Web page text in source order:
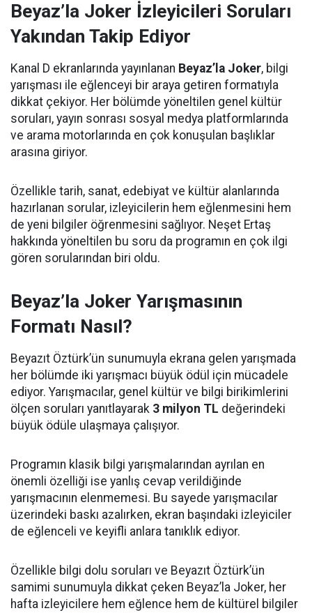
Beyaz’la Joker İzleyicileri Soruları
Yakından Takip Ediyor
Kanal D ekranlarında yayınlanan Beyaz’la Joker, bilgi
yarışması ile eğlenceyi bir araya getiren formatıyla
dikkat çekiyor. Her bölümde yöneltilen genel kültür
soruları, yayın sonrası sosyal medya platformlarında
ve arama motorlarında en çok konuşulan başlıklar
arasına giriyor.
Özellikle tarih, sanat, edebiyat ve kültür alanlarında
hazırlanan sorular, izleyicilerin hem eğlenmesini hem
de yeni bilgiler öğrenmesini sağlıyor. Neşet Ertaş
hakkında yöneltilen bu soru da programın en çok ilgi
gören sorularından biri oldu.
Beyaz’la Joker Yarışmasının
Formatı Nasıl?
Beyazıt Öztürk’ün sunumuyla ekrana gelen yarışmada
her bölümde iki yarışmacı büyük ödül için mücadele
ediyor. Yarışmacılar, genel kültür ve bilgi birikimlerini
ölçen soruları yanıtlayarak 3 milyon TL değerindeki
büyük ödüle ulaşmaya çalışıyor.
Programın klasik bilgi yarışmalarından ayrılan en
önemli özelliği ise yanlış cevap verildiğinde
yarışmacının elenmemesi. Bu sayede yarışmacılar
üzerindeki baskı azalırken, ekran başındaki izleyiciler
de eğlenceli ve keyifli anlara tanıklık ediyor.
Özellikle bilgi dolu soruları ve Beyazıt Öztürk’ün
samimi sunumuyla dikkat çeken Beyaz’la Joker, her
hafta izleyicilere hem eğlence hem de kültürel bilgiler